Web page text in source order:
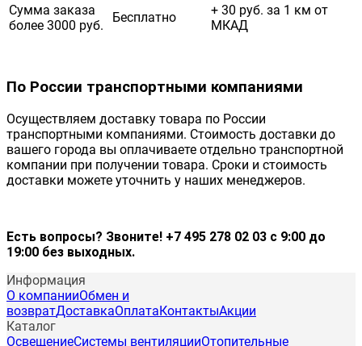
Сумма заказа
более 3000 руб.
Бесплатно
+ 30 руб. за 1 км от
МКАД
По России транспортными компаниями
Осуществляем доставку товара по России
транспортными компаниями. Стоимость доставки до
вашего города вы оплачиваете отдельно транспортной
компании при получении товара. Сроки и стоимость
доставки можете уточнить у наших менеджеров.
Есть вопросы? Звоните! +7 495 278 02 03 с 9:00 до
19:00 без выходных.
Информация
О компанииОбмен и
возвратДоставкаОплата КонтактыАкции
Каталог
ОсвещениеСистемы вентиляцииОтопительные